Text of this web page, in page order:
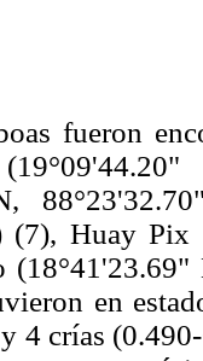
fueron
(7), Huay
en
4 crías